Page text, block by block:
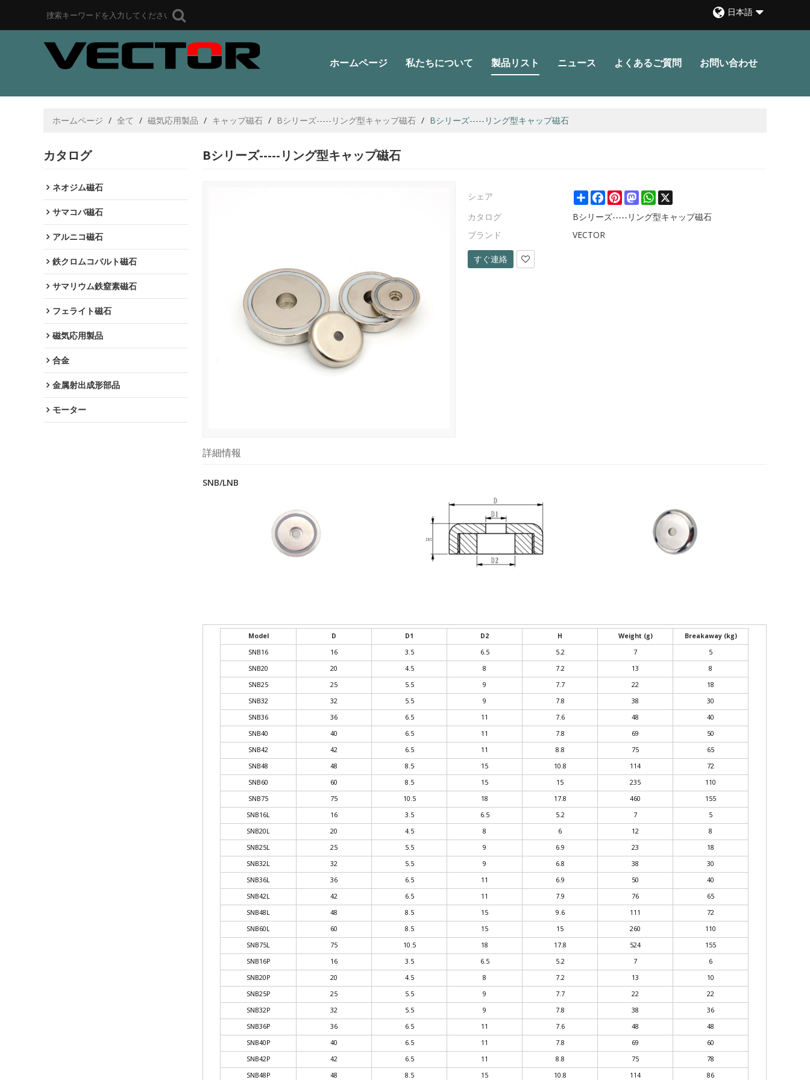
日本語
ホームページ 私たちについて 製品リスト ニュース よくあるご質問 お問い合わせ
ホームページ / 全て / 磁気応用製品 / キャップ磁石 / Bシリーズ-----リング型キャップ磁石 / Bシリーズ-----リング型キャップ磁石
カタログ
ネオジム磁石
サマコバ磁石
アルニコ磁石
鉄クロムコバルト磁石
サマリウム鉄窒素磁石
フェライト磁石
磁気応用製品
合金
金属射出成形部品
モーター
Bシリーズ-----リング型キャップ磁石
シェア ShareFacebook
PinterestMastodonWhatsApp
X
カタログ
Bシリーズ-----リング型キャップ磁石
ブランド
VECTOR
すぐ連絡
詳細情報
SNB/LNB
Model D D1 D2 H Weight (g)
Breakaway (kg)
SNB16
16 3.5 6.5 5.2 7
5
SNB20
20 4.5 8 7.2 13
8
SNB25
25 5.5 9 7.7 22
18
SNB32
32 5.5 9 7.8 38
30
SNB36
36 6.5 11 7.6 48
40
SNB40
40 6.5 11 7.8 69
50
SNB42
42 6.5 11 8.8 75
65
SNB48
48 8.5 15 10.8 114
72
SNB60
60 8.5 15 15 235
110
SNB75
75 10.5 18 17.8 460
155
SNB16L
16 3.5 6.5 5.2 7
5
SNB20L
20 4.5 8 6 12
8
SNB25L
25 5.5 9 6.9 23
18
SNB32L
32 5.5 9 6.8 38
30
SNB36L
36 6.5 11 6.9 50
40
SNB42L
42 6.5 11 7.9 76
65
SNB48L
48 8.5 15 9.6 111
72
SNB60L
60 8.5 15 15 260
110
SNB75L
75 10.5 18 17.8 524
155
SNB16P
16 3.5 6.5 5.2 7
6
SNB20P
20 4.5 8 7.2 13
10
SNB25P
25 5.5 9 7.7 22
22
SNB32P
32 5.5 9 7.8 38
36
SNB36P
36 6.5 11 7.6 48
48
SNB40P
40 6.5 11 7.8 69
60
SNB42P
42 6.5 11 8.8 75
78
SNB48P
48 8.5 15 10.8 114
86